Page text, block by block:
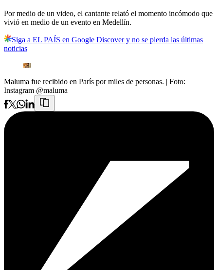
Por medio de un video, el cantante relató el momento incómodo que
vivió en medio de un evento en Medellín.
Siga a EL PAÍS en Google Discover y no se pierda las últimas
noticias
Maluma fue recibido en París por miles de personas. | Foto:
Instagram @maluma